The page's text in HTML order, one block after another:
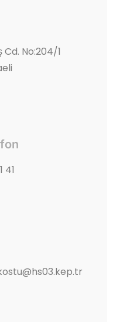
Cd. No:204/1
41